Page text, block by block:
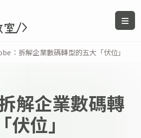
：拆解企業數碼轉型的五大「伏位」
解企業數碼轉
位」